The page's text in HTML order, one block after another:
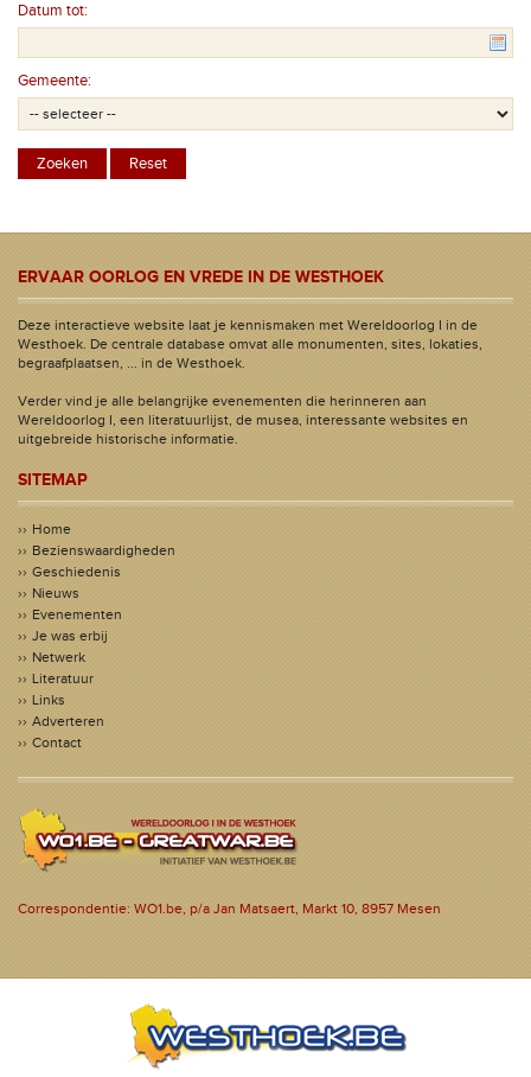
Datum tot:
Gemeente:
ERVAAR OORLOG EN VREDE IN DE WESTHOEK
Deze interactieve website laat je kennismaken met Wereldoorlog I in de
Westhoek. De centrale database omvat alle monumenten, sites, lokaties,
begraafplaatsen, ... in de Westhoek.
Verder vind je alle belangrijke evenementen die herinneren aan
Wereldoorlog I, een literatuurlijst, de musea, interessante websites en
uitgebreide historische informatie.
SITEMAP
Home
Bezienswaardigheden
Geschiedenis
Nieuws
Evenementen
Je was erbij
Netwerk
Literatuur
Links
Adverteren
Contact
Correspondentie: WO1.be, p/a Jan Matsaert, Markt 10, 8957 Mesen